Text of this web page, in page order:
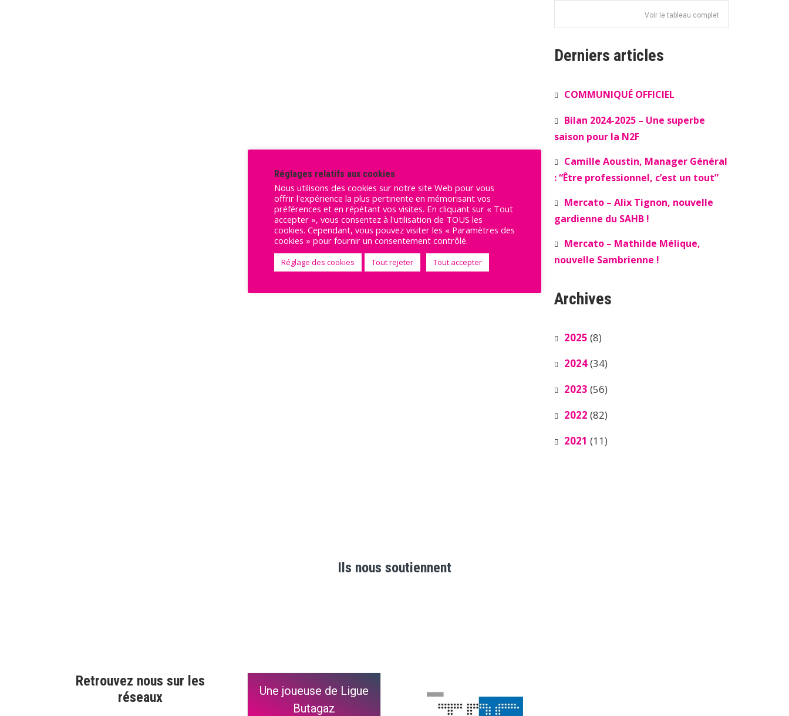
Voir le tableau complet
Derniers articles
COMMUNIQUÉ OFFICIEL
Bilan 2024-2025 – Une superbe
saison pour la N2F
Camille Aoustin, Manager Général
: “Être professionnel, c’est un tout”
Mercato – Alix Tignon, nouvelle
gardienne du SAHB !
Mercato – Mathilde Mélique,
nouvelle Sambrienne !
Archives
2025 (8)
2024(34)
2023 (56)
2022 (82)
2021 (11)
Ils nous soutiennent
Retrouvez nous sur les
réseaux
Une joueuse de Ligue
Butagaz
Réglages relatifs aux cookies
Nous utilisons des cookies sur notre site Web pour vous
offrir l'expérience la plus pertinente en mémorisant vos
préférences et en répétant vos visites. En cliquant sur « Tout
accepter », vous consentez à l'utilisation de TOUS les
cookies. Cependant, vous pouvez visiter les « Paramètres des
cookies » pour fournir un consentement contrôlé.
Réglage des cookies Tout rejeter Tout accepter